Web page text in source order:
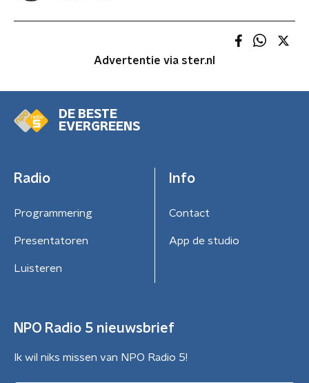
Advertentie via ster.nl
DE BESTE
EVERGREENS
Radio
Programmering
Presentatoren
Luisteren
Info
Contact
App de studio
NPO Radio 5 nieuwsbrief
Ik wil niks missen van NPO Radio 5!